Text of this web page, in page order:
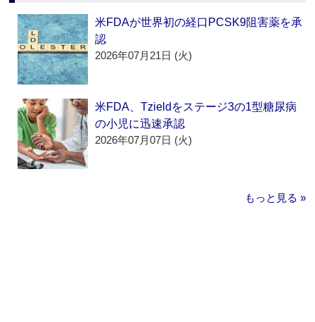
米FDAが世界初の経口PCSK9阻害薬を承
認
2026年07月21日 (火)
米FDA、Tzieldをステージ3の1型糖尿病
の小児に迅速承認
2026年07月07日 (火)
もっと見る »